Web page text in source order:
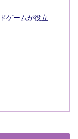
ゲームが役立